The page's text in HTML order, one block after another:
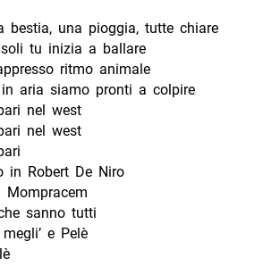
bestia, una pioggia, tutte chiare
tu inizia a ballare
ritmo animale
aria siamo pronti a colpire
nel west
nel west
in Robert De Niro
sanno tutti
e Pelè